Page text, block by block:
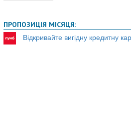
ПРОПОЗИЦІЯ МІСЯЦЯ:
Відкривайте вигідну кредитну